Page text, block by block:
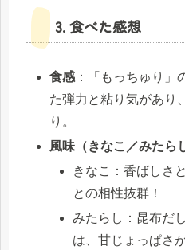
3. 食べた感想
食感 ：「もっちゅり」
た弾力と粘り気があり
り。
風味（きなこ／みたら
きなこ：香ばしさ
との相性抜群！
みたらし：昆布だ
は、甘じょっぱさ